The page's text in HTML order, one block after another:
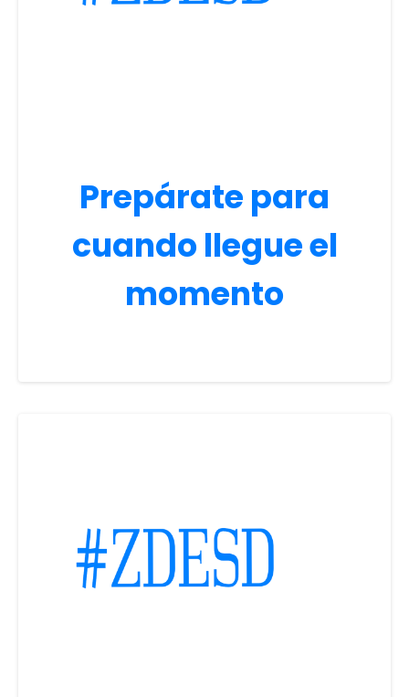
Prepárate para
cuando llegue el
momento